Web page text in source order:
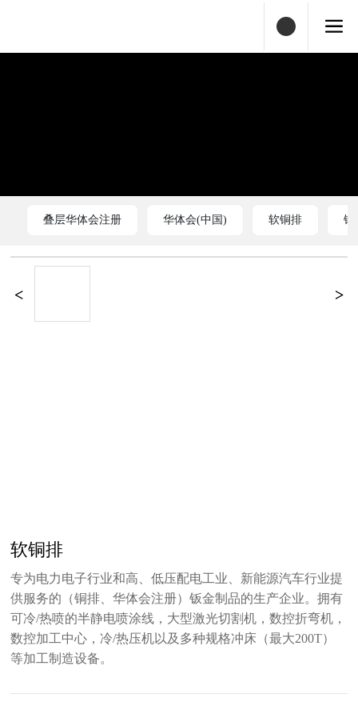
叠层华体会注册 华体会(中国) 软铜排 铜
软铜排
专为电力电子行业和高、低压配电工业、新能源汽车行业提
供服务的（铜排、华体会注册）钣金制品的生产企业。拥有
可冷/热喷的半静电喷涂线，大型激光切割机，数控折弯机，
数控加工中心，冷/热压机以及多种规格冲床（最大200T）
等加工制造设备。